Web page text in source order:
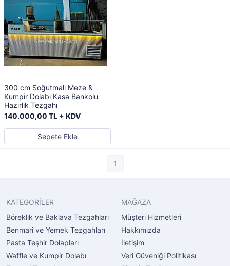
300 cm Soğutmalı Meze &
Kumpir Dolabı Kasa Bankolu
Hazırlık Tezgahı
140.000,00 TL + KDV
Sepete Ekle
1
KATEGORİLER
Böreklik ve Baklava Tezgahları
Benmari ve Yemek Tezgahları
Pasta Teşhir Dolapları
Waffle ve Kumpir Dolabı
MAĞAZA
Müşteri Hizmetleri
Hakkımızda
İletişim
Veri Güveniği Politikası